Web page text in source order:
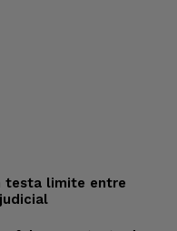
testa limite entre